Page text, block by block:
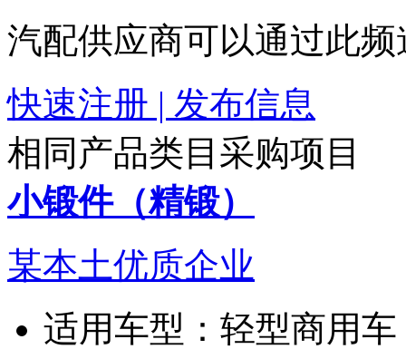
汽配供应商可以通过此
快速注册 | 发布信息
相同产品类目采购项目
小锻件（精锻）
某本土优质企业
适用车型： 轻型商用车